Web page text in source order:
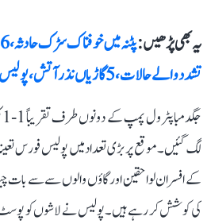
یہ بھی پڑھیں :
تشدد والے حالات، 5 گاڑیاں نذر آتش، پولیس پر پتھراؤ
لگ گئیں۔ موقع پر بڑی تعداد میں پولیس فورس
کے افسران لواحقین اور گاؤں والوں سے سے
کی کوشش کر رہے ہیں۔ پولیس نے لاشوں کو پوسٹ